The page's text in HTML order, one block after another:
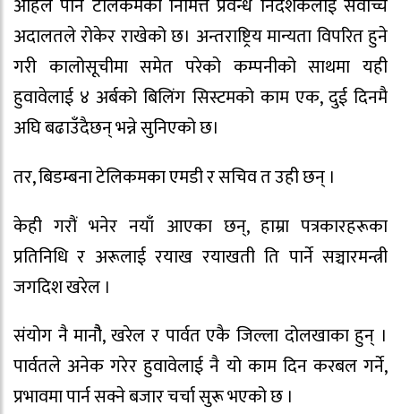
अहिले पनि टेलिकमको निमित्त प्रवन्ध निर्देशकलाई सर्वोच्च
अदालतले रोकेर राखेको छ। अन्तराष्ट्रिय मान्यता विपरित हुने
गरी कालोसूचीमा समेत परेको कम्पनीको साथमा यही
हुवावेलाई ४ अर्बको बिलिंग सिस्टमको काम एक, दुई दिनमै
अघि बढाउँदैछन् भन्ने सुनिएको छ।
तर, बिडम्बना टेलिकमका एमडी र सचिव त उही छन् ।
केही गरौं भनेर नयाँ आएका छन्, हाम्रा पत्रकारहरूका
प्रतिनिधि र अरूलाई रयाख रयाखती ति पार्ने सञ्चारमन्त्री
जगदिश खरेल ।
संयोग नै मानौै, खरेल र पार्वत एकै जिल्ला दोलखाका हुन् ।
पार्वतले अनेक गरेर हुवावेलाई नै यो काम दिन करबल गर्ने,
प्रभावमा पार्न सक्ने बजार चर्चा सुरू भएको छ ।